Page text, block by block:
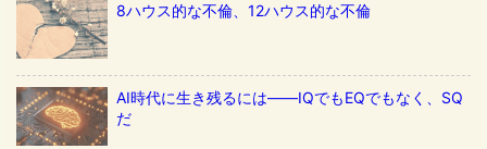
8ハウス的な不倫、12ハウス的な不倫
AI時代に生き残るには——IQでもEQでもなく、SQ
だ